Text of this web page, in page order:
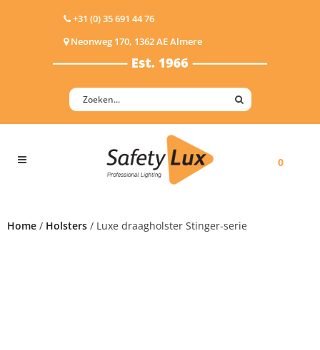
+31 (0) 35 691 44 76
Neonweg 170, 1362 AE Almere
0
Home / Holsters / Luxe draagholster Stinger-serie